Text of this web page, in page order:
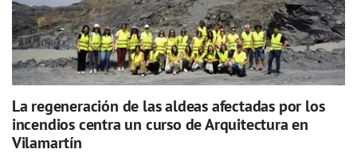
La regeneración de las aldeas afectadas por los
incendios centra un curso de Arquitectura en
Vilamartín